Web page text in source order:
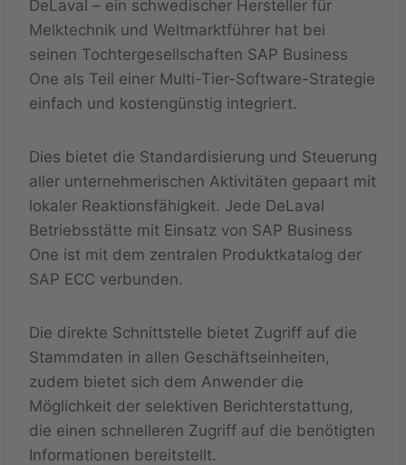
DeLaval – ein schwedischer Hersteller für
Melktechnik und Weltmarktführer hat bei
seinen Tochtergesellschaften SAP Business
One als Teil einer Multi-Tier-Software-Strategie
einfach und kostengünstig integriert.
Dies bietet die Standardisierung und Steuerung
aller unternehmerischen Aktivitäten gepaart mit
lokaler Reaktionsfähigkeit. Jede DeLaval
Betriebsstätte mit Einsatz von SAP Business
One ist mit dem zentralen Produktkatalog der
SAP ECC verbunden.
Die direkte Schnittstelle bietet Zugriff auf die
Stammdaten in allen Geschäftseinheiten,
zudem bietet sich dem Anwender die
Möglichkeit der selektiven Berichterstattung,
die einen schnelleren Zugriff auf die benötigten
Informationen bereitstellt.